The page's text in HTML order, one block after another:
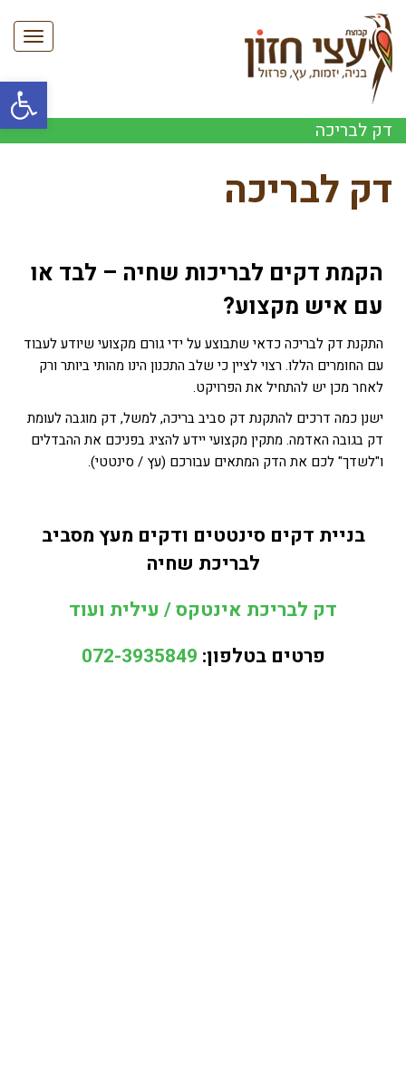
פתח
דק לבריכה
דק לבריכה
הקמת דקים לבריכות שחיה – לבד או
עם איש מקצוע?
התקנת דק לבריכה כדאי שתבוצע על ידי גורם מקצועי שיודע לעבוד
עם החומרים הללו. רצוי לציין כי שלב התכנון הינו מהותי ביותר ורק
לאחר מכן יש להתחיל את הפרויקט.
ישנן כמה דרכים להתקנת דק סביב בריכה, למשל, דק מוגבה לעומת
דק בגובה האדמה. מתקין מקצועי יידע להציג בפניכם את ההבדלים
ו"לשדך" לכם את הדק המתאים עבורכם (עץ / סינטטי).
בניית דקים סינטטים ודקים מעץ מסביב
לבריכת שחיה
דק לבריכת אינטקס / עילית ועוד
פרטים בטלפון: 072-3935849